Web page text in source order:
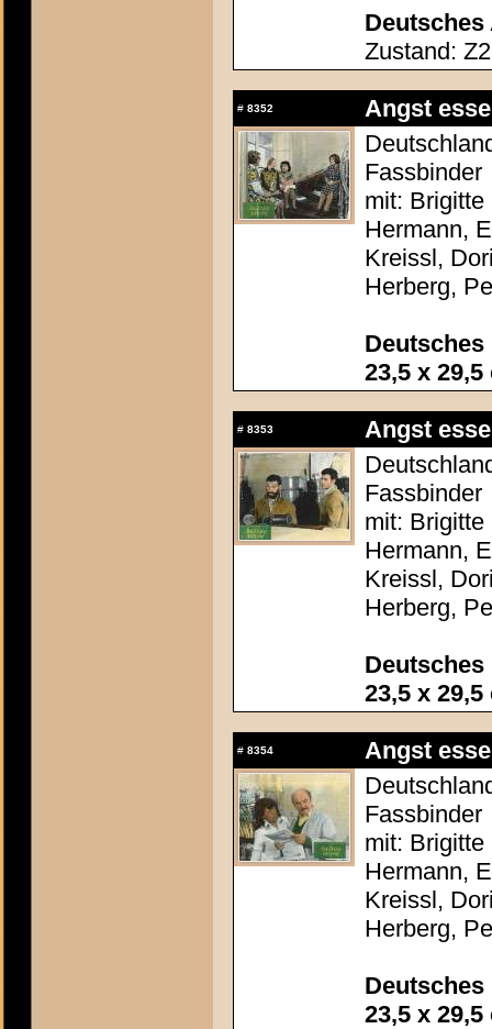
Deutsches
Zustand: Z2
# 8352
Angst
Fassbinder
mit:
Hermann,
Kreissl,
Herberg,
23,5 x 29,5
# 8353
Angst
Fassbinder
mit:
Hermann,
Kreissl,
Herberg,
23,5 x 29,5
# 8354
Angst
Fassbinder
mit:
Hermann,
Kreissl,
Herberg,
23,5 x 29,5